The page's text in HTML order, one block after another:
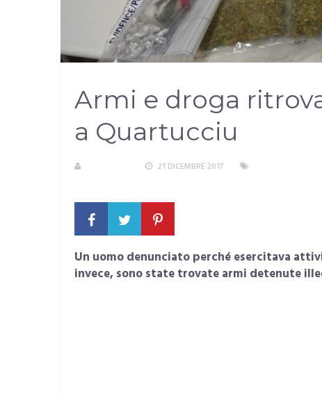
Armi e droga
a Quartucciu
21 DICEMBRE 2017
Un uomo denunciato perché esercitava
invece, sono state trovate armi detenute